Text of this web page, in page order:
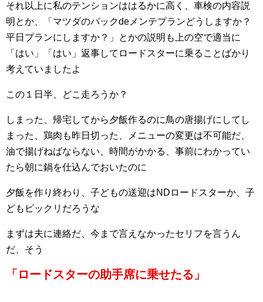
それ以上に私のテンションははるかに高く、車検の内容説
明とか、「マツダのパックdeメンテプランどうしますか？
平日プランにしますか？」とかの説明も上の空で適当に
「はい」「はい」返事してロードスターに乗ることばかり
考えていましたよ
この１日半、どこ走ろうか？
しまった、帰宅してから夕飯作るのに鳥の唐揚げにしてし
まった、鶏肉も昨日切った、メニューの変更は不可能だ、
油で揚げねばならない、時間がかかる、事前にわかってい
たら朝に鍋を仕込んでおいたのに
夕飯を作り終わり、子どもの送迎はNDロードスターか、子
どもビックリだろうな
まずは夫に連絡だ、今まで言えなかったセリフを言うん
だ、そう
「ロードスターの助手席に乗せたる」